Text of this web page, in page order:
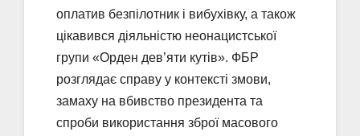
оплатив безпілотник і вибухівку, а також
цікавився діяльністю неонацистської
групи «Орден дев’яти кутів». ФБР
розглядає справу у контексті змови,
замаху на вбивство президента та
спроби використання зброї масового